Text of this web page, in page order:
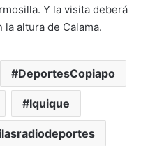
Y la visita deberá
altura de Calama.
DeportesCopiapo
Iquique